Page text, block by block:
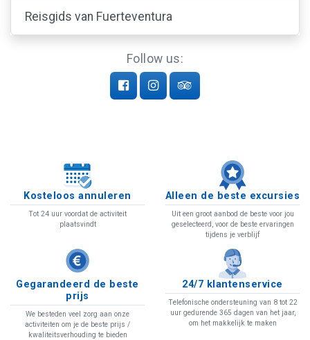
Reisgids van Fuerteventura
Follow us:
Kosteloos annuleren
Tot 24 uur voordat de activiteit
plaatsvindt
Alleen de beste excursies
Uit een groot aanbod de beste voor jou
geselecteerd, voor de beste ervaringen
tijdens je verblijf
Gegarandeerd de beste
prijs
We besteden veel zorg aan onze
activiteiten om je de beste prijs /
kwaliteitsverhouding te bieden
24/7 klantenservice
Telefonische ondersteuning van 8 tot 22
uur gedurende 365 dagen van het jaar,
om het makkelijk te maken